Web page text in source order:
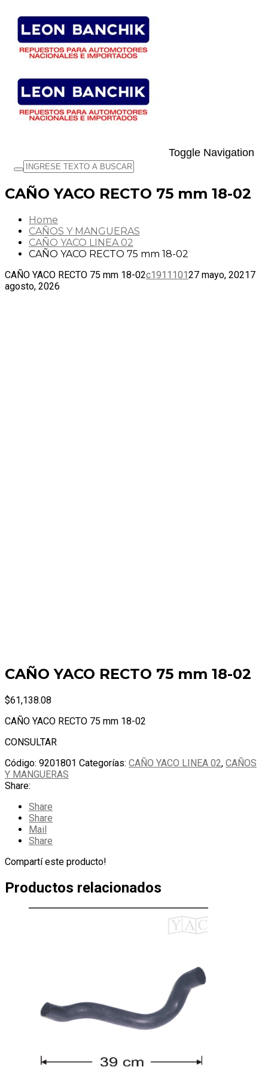
Toggle Navigation
CAÑO YACO RECTO 75 mm 18-02
Home
CAÑOS Y MANGUERAS
CAÑO YACO LINEA 02
CAÑO YACO RECTO 75 mm 18-02
CAÑO YACO RECTO 75 mm 18-02c191110127 mayo, 20217
agosto, 2026
CAÑO YACO RECTO 75 mm 18-02
$61,138.08
CAÑO YACO RECTO 75 mm 18-02
CONSULTAR
Código: 9201801 Categorías: CAÑO YACO LINEA 02, CAÑOS
Y MANGUERAS
Share:
Share
Share
Mail
Share
Compartí este producto!
Productos relacionados